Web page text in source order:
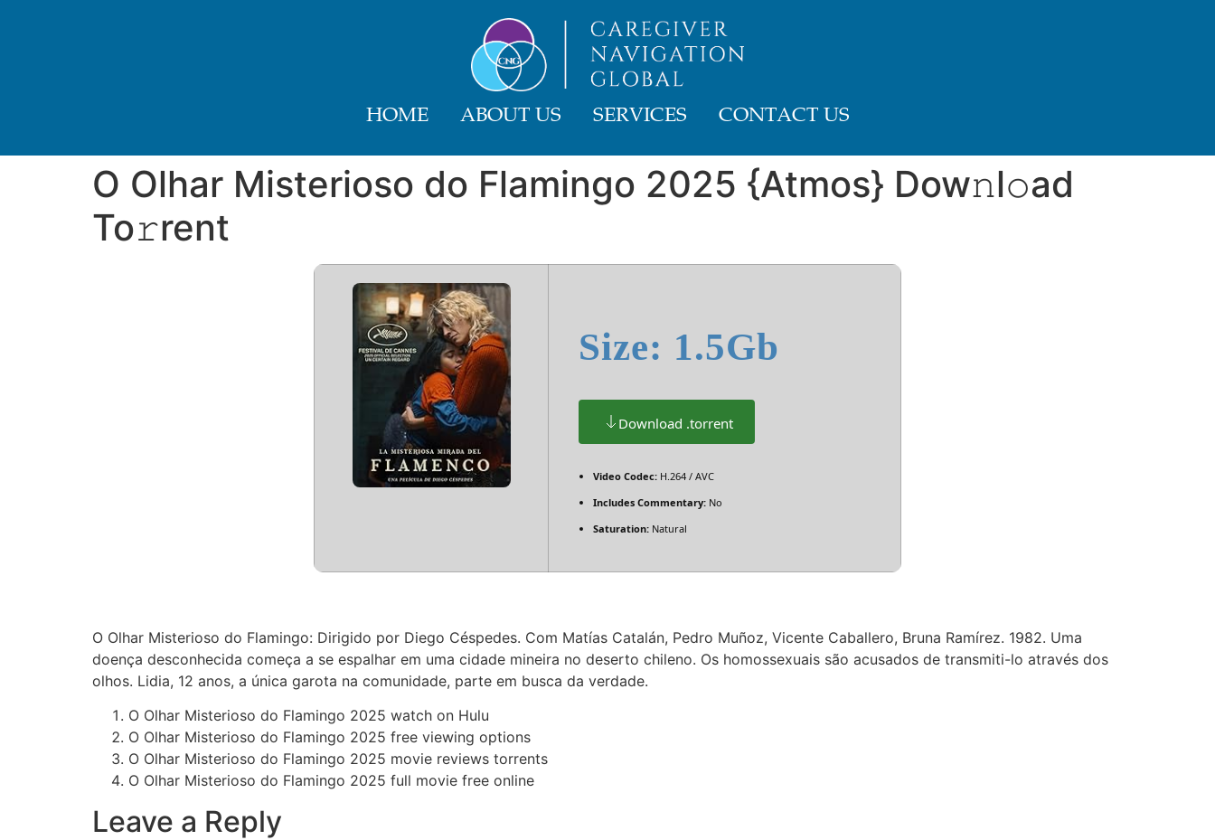
HOME ABOUT US SERVICES CONTACT US
O Olhar Misterioso do Flamingo 2025 {Atmos} Dow𝚗l𝚘ad
To𝚛rent
Size: 1.5Gb
Download .torrent
Video Codec: H.264 / AVC
Includes Commentary: No
Saturation: Natural
O Olhar Misterioso do Flamingo: Dirigido por Diego Céspedes. Com Matías Catalán, Pedro Muñoz, Vicente Caballero, Bruna Ramírez. 1982. Uma
doença desconhecida começa a se espalhar em uma cidade mineira no deserto chileno. Os homossexuais são acusados de transmiti-lo através dos
olhos. Lidia, 12 anos, a única garota na comunidade, parte em busca da verdade.
O Olhar Misterioso do Flamingo 2025 watch on Hulu
O Olhar Misterioso do Flamingo 2025 free viewing options
O Olhar Misterioso do Flamingo 2025 movie reviews torrents
O Olhar Misterioso do Flamingo 2025 full movie free online
Leave a Reply